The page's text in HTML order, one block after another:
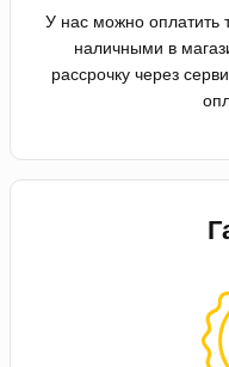
У нас можно оплатить
наличными в
рассрочку через